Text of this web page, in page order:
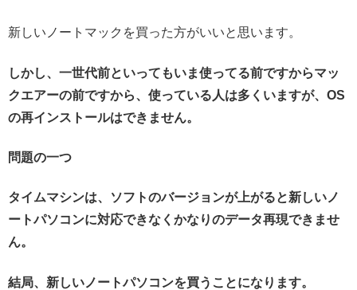
新しいノートマックを買った方がいいと思います。
しかし、一世代前といってもいま使ってる前ですからマッ
クエアーの前ですから、使っている人は多くいますが、OS
の再インストールはできません。
問題の一つ
タイムマシンは、ソフトのバージョンが上がると新しいノ
ートパソコンに対応できなくかなりのデータ再現できませ
ん。
結局、新しいノートパソコンを買うことになります。